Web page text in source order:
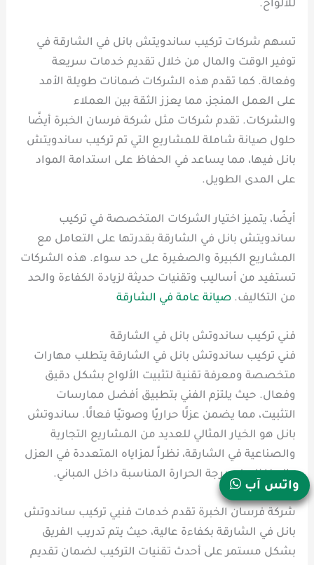
للألواح.
تسهم شركات تركيب ساندويتش بانل في الشارقة في
توفير الوقت والمال من خلال تقديم خدمات سريعة
وفعالة. كما تقدم هذه الشركات ضمانات طويلة الأمد
على العمل المنجز، مما يعزز الثقة بين العملاء
والشركات. تقدم شركات مثل شركة فرسان الخبرة أيضًا
حلول صيانة شاملة للمشاريع التي تم تركيب ساندويتش
بانل فيها، مما يساعد في الحفاظ على استدامة المواد
على المدى الطويل.
أيضًا، يتميز اختيار الشركات المتخصصة في تركيب
ساندويتش بانل في الشارقة بقدرتها على التعامل مع
المشاريع الكبيرة والصغيرة على حد سواء. هذه الشركات
تستفيد من أساليب وتقنيات حديثة لزيادة الكفاءة والحد
من التكاليف.صيانة عامة في الشارقة
فني تركيب ساندوتش بانل في الشارقة
فني تركيب ساندوتش بانل في الشارقة يتطلب مهارات
متخصصة ومعرفة تقنية لتثبيت الألواح بشكل دقيق
وفعال. حيث يلتزم الفني بتطبيق أفضل ممارسات
التثبيت، مما يضمن عزلًا حراريًا وصوتيًا فعالًا. ساندوتش
بانل هو الخيار المثالي للعديد من المشاريع التجارية
والصناعية في الشارقة، نظراً لمزاياه المتعددة في العزل
والحفاظ على درجة الحرارة المناسبة داخل المباني.
شركة فرسان الخبرة تقدم خدمات فنيي تركيب ساندوتش
بانل في الشارقة بكفاءة عالية، حيث يتم تدريب الفريق
بشكل مستمر على أحدث تقنيات التركيب لضمان تقديم
واتس آب